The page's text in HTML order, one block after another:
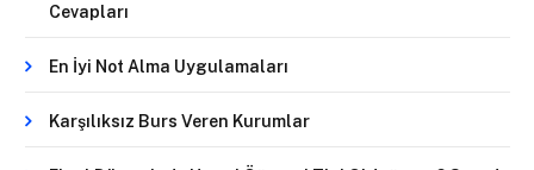
Cevapları
En İyi Not Alma Uygulamaları
Karşılıksız Burs Veren Kurumlar